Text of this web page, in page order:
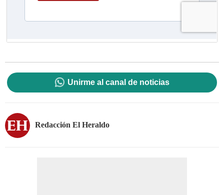
Unirme al canal de noticias
Redacción El Heraldo